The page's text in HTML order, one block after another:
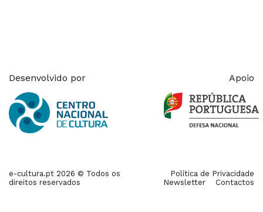
Desenvolvido por Apoio
e-cultura.pt 2026 © Todos os
direitos reservados
Política de Privacidade
Newsletter
Contactos